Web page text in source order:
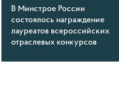
В Минстрое России
состоялось награждение
лауреатов всероссийских
отраслевых конкурсов